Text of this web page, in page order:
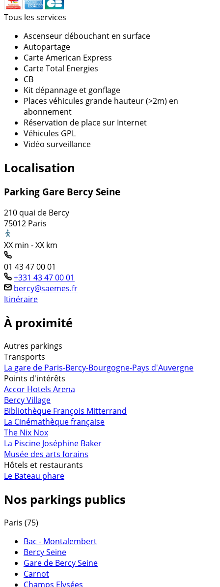
Tous les services
Ascenseur débouchant en surface
Autopartage
Carte American Express
Carte Total Energies
CB
Kit dépannage et gonflage
Places véhicules grande hauteur (>2m) en
abonnement
Réservation de place sur Internet
Véhicules GPL
Vidéo surveillance
Localisation
Parking Gare Bercy Seine
210 quai de Bercy
75012 Paris
XX min - XX km
01 43 47 00 01
+331 43 47 00 01
bercy@saemes.fr
Itinéraire
À proximité
Autres parkings
Transports
La gare de Paris-Bercy-Bourgogne-Pays d'Auvergne
Points d'intérêts
Accor Hotels Arena
Bercy Village
Bibliothèque François Mitterrand
La Cinémathèque française
The Nix Nox
La Piscine Joséphine Baker
Musée des arts forains
Hôtels et restaurants
Le Bateau phare
Nos parkings publics
Paris (75)
Bac - Montalembert
Bercy Seine
Gare de Bercy Seine
Carnot
Champs Elysées